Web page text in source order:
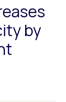
by